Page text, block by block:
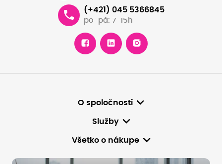
(+421) 045 5366845
po-pá: 7-15h
O spoločnosti
Služby
Všetko o nákupe